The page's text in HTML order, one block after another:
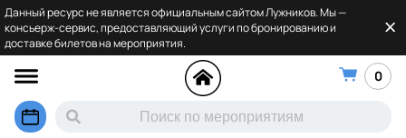
Данный ресурс не является официальным сайтом Лужников. Мы —
консьерж-сервис, предоставляющий услуги по бронированию и
доставке билетов на мероприятия.
0